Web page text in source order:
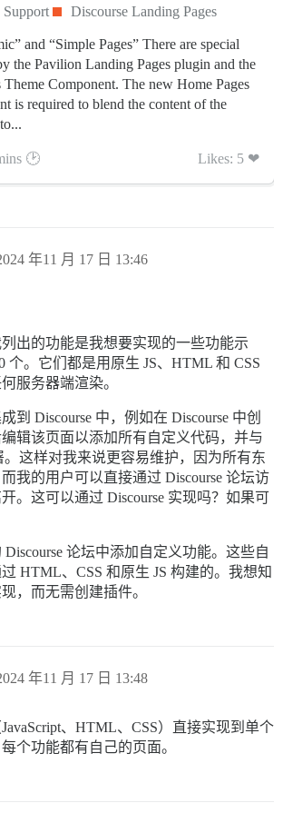
Support Discourse Landing Pages
and “Simple Pages” There are special
the Pavilion Landing Pages plugin and the
Theme Component. The new Home Pages
is required to blend the content of the
🕑 Likes: 5 ❤
年11 月 17 日 13:46
出的功能是我想要实现的一些功能示
个。它们都是用原生 JS、HTML 和 CSS
服务器端渲染。
到 Discourse 中，例如在 Discourse 中创
辑该页面以添加所有自定义代码，并与
。这样对我来说更容易维护，因为所有东
我的用户可以直接通过 Discourse 论坛访
。这可以通过 Discourse 实现吗？如果可
论坛中添加自定义功能。这些自
HTML、CSS 和原生 JS 构建的。我想知
，而无需创建插件。
年11 月 17 日 13:48
、HTML、CSS）直接实现到单个
个功能都有自己的页面。